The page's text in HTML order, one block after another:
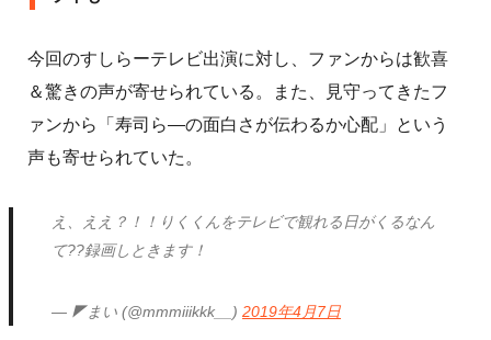
今回のすしらーテレビ出演に対し、ファンからは歓喜
＆驚きの声が寄せられている。また、見守ってきたフ
ァンから「寿司ら―の面白さが伝わるか心配」という
声も寄せられていた。
え、ええ？！！りくくんをテレビで観れる日がくるなん
て??録画しときます！
— ◤まい (@mmmiiikkk__)2019年4月7日